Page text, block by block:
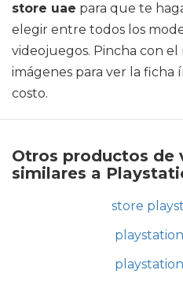
store uae para que te
elegir entre todos los
videojuegos. Pincha con
imágenes para ver la
costo.
Otros productos de
similares a
store